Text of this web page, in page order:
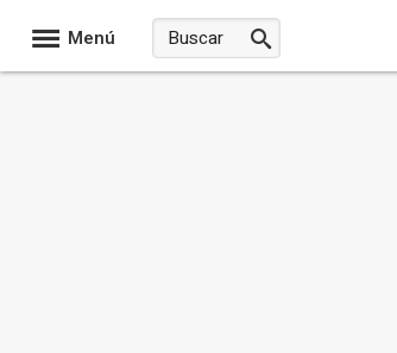
Menú